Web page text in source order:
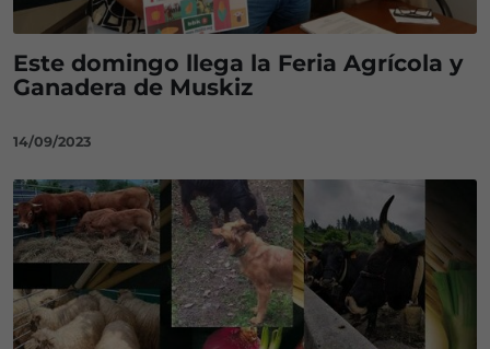
Este domingo llega la Feria Agrícola y
Ganadera de Muskiz
14/09/2023